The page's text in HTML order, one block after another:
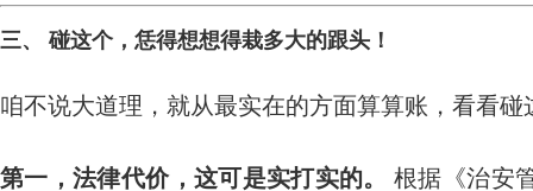
三、 碰这个，恁得想想得栽多大的跟头！
咱不说大道理，就从最实在的方面算算账，看看
第一，法律代价，这可是实打实的。 根据《治安